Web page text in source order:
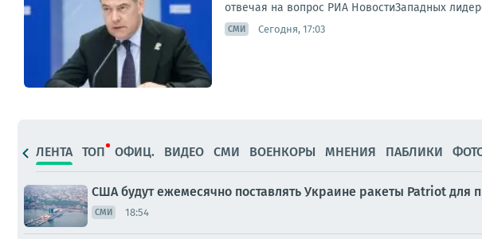
отвечая на вопрос РИА НовостиЗападных
СМИ Сегодня, 17:03
ЛЕНТА ТОП ОФИЦ. ВИДЕО СМИ ВОЕНКОРЫ МНЕНИЯ ПАБЛИКИ
США будут ежемесячно поставлять Украине ракеты Patriot для
СМИ 18:54